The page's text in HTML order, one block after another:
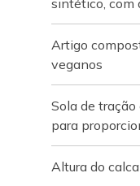
sintético, com
Artigo
veganos
Sola de
para
Altura do